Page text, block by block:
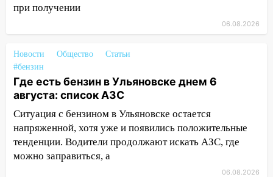
11:30 Кабмин РФ разрешил до 1 июля
2027 года импорт, выпуск и обращение
11:12
Соцсети: на Рябикова автомобиль
врезался в забор
10:27 Где есть бензин в Ульяновске
днем 6 августа: список АЗС
10:16 Внимание! В Ульяновской области
объявлена ракетная опасность
В Старомайнском районе утонул
при получении
06.08.2026
Новости Общество
Статьи
#бензин
Где есть бензин в Ульяновске днем 6
августа: список АЗС
Ситуация с бензином в Ульяновске остается
напряженной, хотя уже и появились положительные
тенденции. Водители продолжают искать АЗС, где
можно заправиться, а
06.08.2026